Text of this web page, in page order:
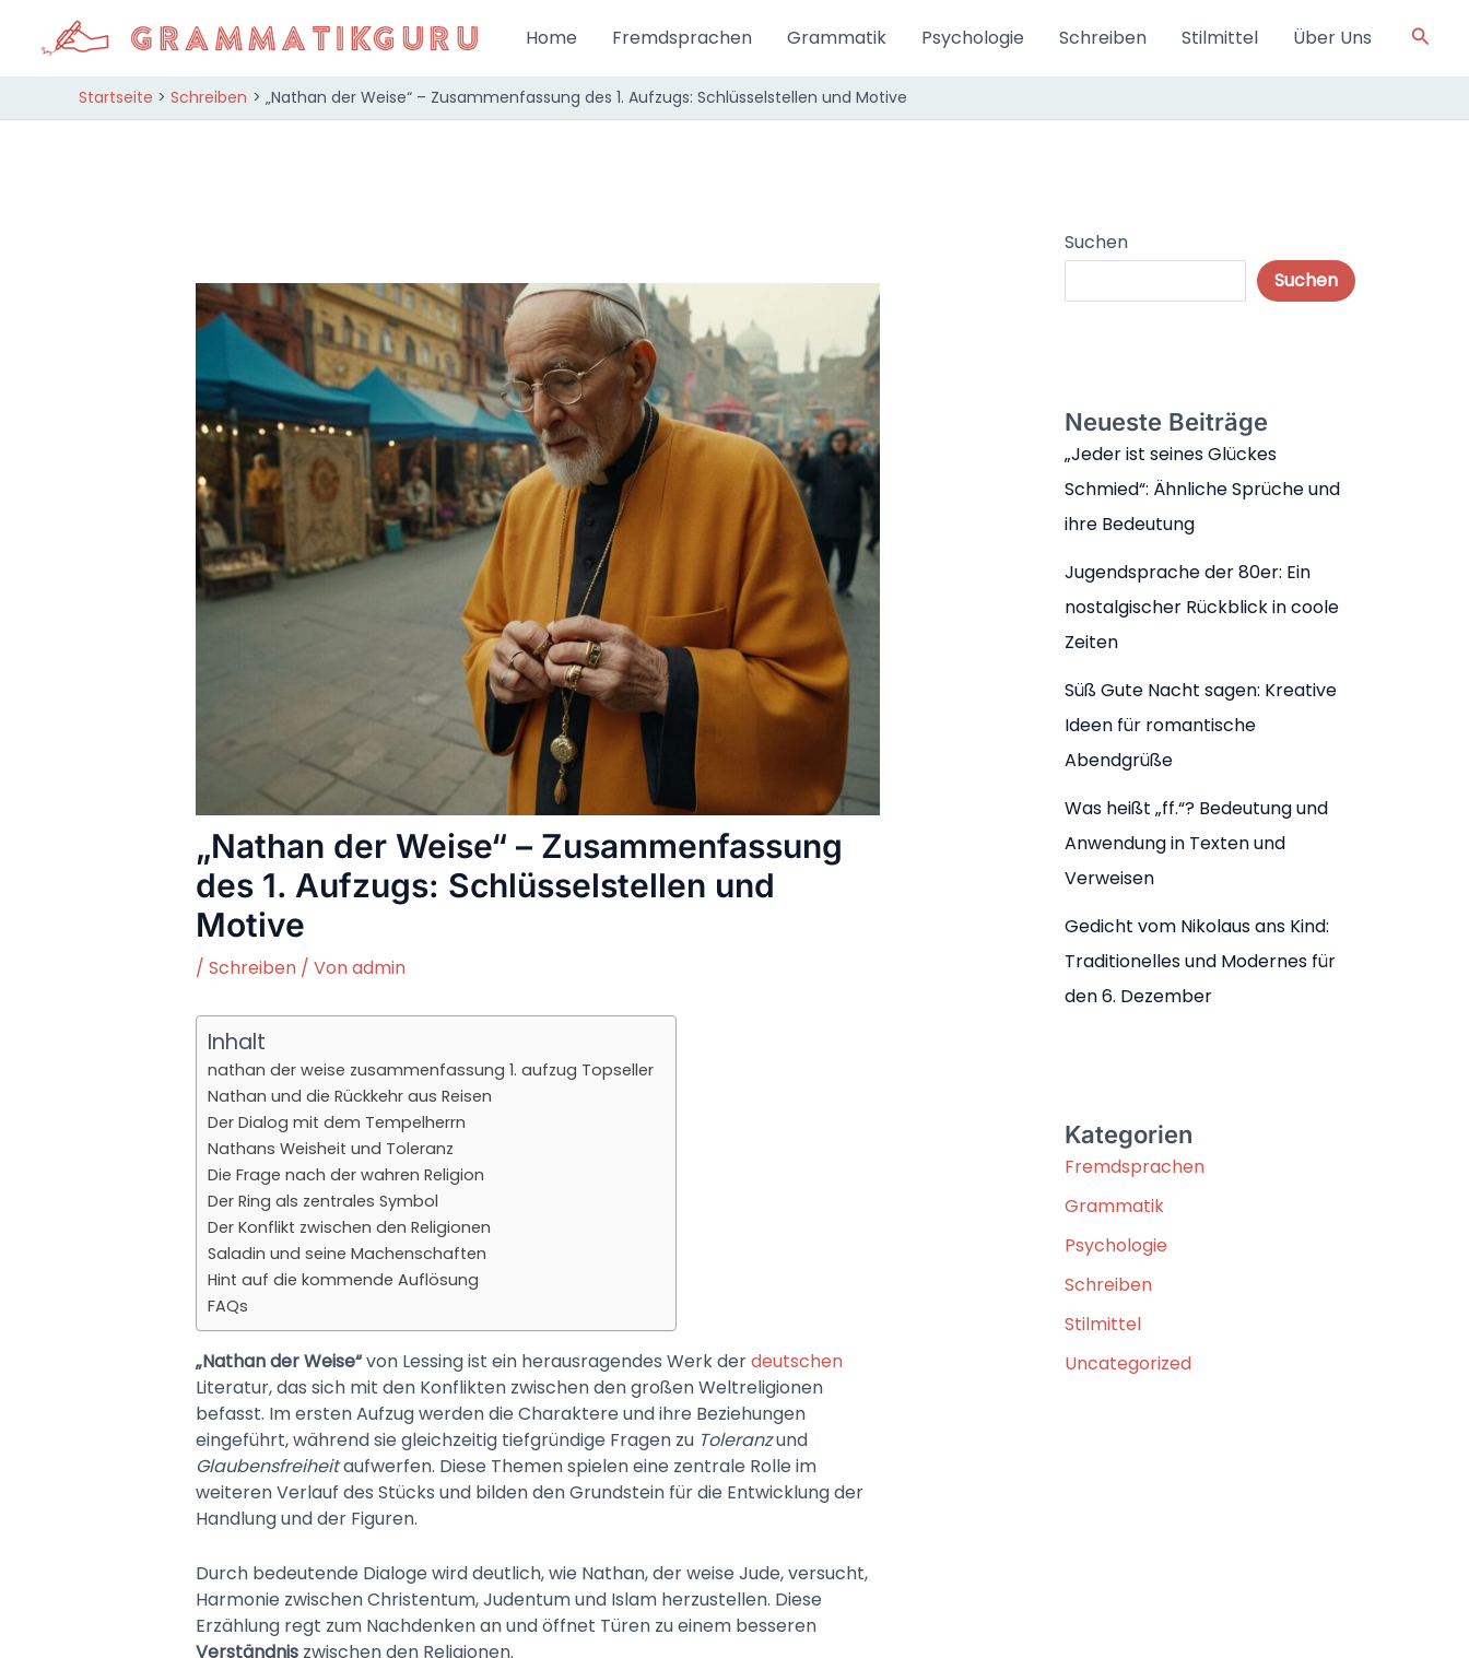
springen
Home Fremdsprachen Grammatik Psychologie Schreiben Stilmittel Über Uns
Startseite Schreiben „Nathan der Weise“ – Zusammenfassung des 1. Aufzugs: Schlüsselstellen und Motive
„Nathan der Weise“ – Zusammenfassung
des 1. Aufzugs: Schlüsselstellen und
Motive
/ Schreiben/ Vonadmin
Inhalt
nathan der weise zusammenfassung 1. aufzug Topseller
Nathan und die Rückkehr aus Reisen
Der Dialog mit dem Tempelherrn
Nathans Weisheit und Toleranz
Die Frage nach der wahren Religion
Der Ring als zentrales Symbol
Der Konflikt zwischen den Religionen
Saladin und seine Machenschaften
Hint auf die kommende Auflösung
FAQs
„Nathan der Weise“von Lessing ist ein herausragendes Werk derdeutschen
Literatur, das sich mit den Konflikten zwischen den großen Weltreligionen
befasst. Im ersten Aufzug werden die Charaktere und ihre Beziehungen
eingeführt, während sie gleichzeitig tiefgründige Fragen zu Toleranzund
Glaubensfreiheitaufwerfen. Diese Themen spielen eine zentrale Rolle im
weiteren Verlauf des Stücks und bilden den Grundstein für die Entwicklung der
Handlung und der Figuren.
Durch bedeutende Dialoge wird deutlich, wie Nathan, der weise Jude, versucht,
Harmonie zwischen Christentum, Judentum und Islam herzustellen. Diese
Erzählung regt zum Nachdenken an und öffnet Türen zu einem besseren
Verständniszwischen den Religionen.
Suchen
Suchen
Neueste Beiträge
„Jeder ist seines Glückes
Schmied“: Ähnliche Sprüche und
ihre Bedeutung
Jugendsprache der 80er: Ein
nostalgischer Rückblick in coole
Zeiten
Süß Gute Nacht sagen: Kreative
Ideen für romantische
Abendgrüße
Was heißt „ff.“? Bedeutung und
Anwendung in Texten und
Verweisen
Gedicht vom Nikolaus ans Kind:
Traditionelles und Modernes für
den 6. Dezember
Kategorien
Fremdsprachen
Grammatik
Psychologie
Schreiben
Stilmittel
Uncategorized